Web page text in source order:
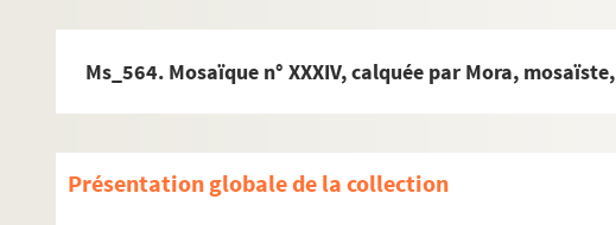
Ms_564. Mosaïque n° XXXIV, calquée par Mora,
Présentation globale de la collection
Ms_547. Projet d'embellissement de la Fontaine.
Ms_550. « Bains des Romains ».